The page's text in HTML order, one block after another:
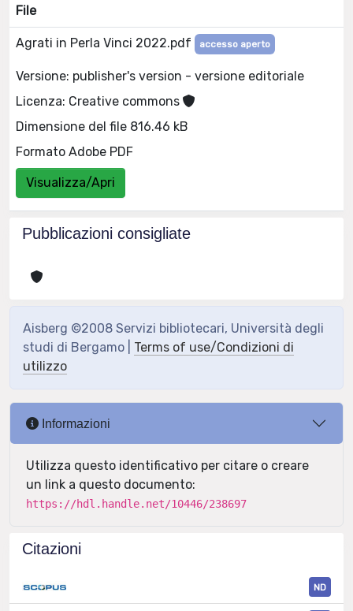
File
Agrati in Perla Vinci 2022.pdf accesso aperto
Versione: publisher's version - versione editoriale
Licenza: Creative commons
Dimensione del file 816.46 kB
Formato Adobe PDF
Visualizza/Apri
Pubblicazioni consigliate
Aisberg ©2008 Servizi bibliotecari, Università degli
studi di Bergamo | Terms of use/Condizioni di
utilizzo
Informazioni
Utilizza questo identificativo per citare o creare
un link a questo documento:
https://hdl.handle.net/10446/238697
Citazioni
ND